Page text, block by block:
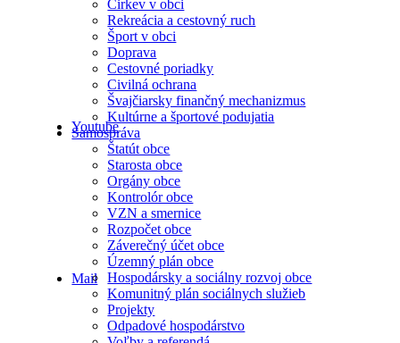
Youtube
Mail
Cirkev v obci
Rekreácia a cestovný ruch
Šport v obci
Doprava
Cestovné poriadky
Civilná ochrana
Švajčiarsky finančný mechanizmus
Kultúrne a športové podujatia
Samospráva
Štatút obce
Starosta obce
Orgány obce
Kontrolór obce
VZN a smernice
Rozpočet obce
Záverečný účet obce
Územný plán obce
Hospodársky a sociálny rozvoj obce
Komunitný plán sociálnych služieb
Projekty
Odpadové hospodárstvo